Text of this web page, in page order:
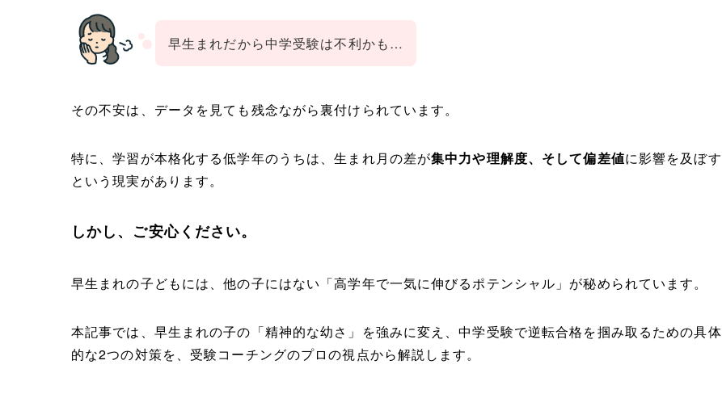
早生まれだから中学受験は不利かも…
その不安は、データを見ても残念ながら裏付けられています。
特に、学習が本格化する低学年のうちは、生まれ月の差が集中力や理解度、そして偏差値に影響を及ぼす
という現実があります。
しかし、ご安心ください。
早生まれの子どもには、他の子にはない「高学年で一気に伸びるポテンシャル」が秘められています。
本記事では、早生まれの子の「精神的な幼さ」を強みに変え、中学受験で逆転合格を掴み取るための具体
的な2つの対策を、受験コーチングのプロの視点から解説します。